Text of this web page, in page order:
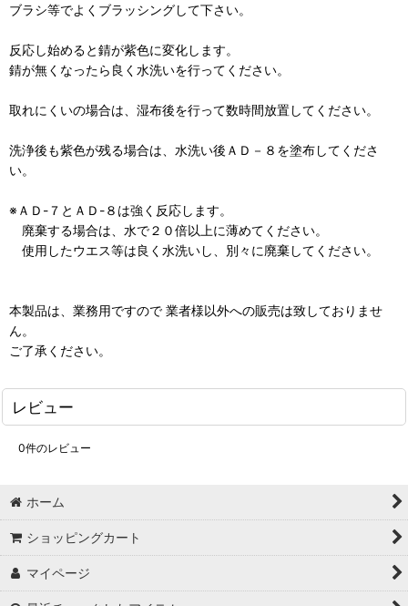
ブラシ等でよくブラッシングして下さい。
反応し始めると錆が紫色に変化します。
錆が無くなったら良く水洗いを行ってください。
取れにくいの場合は、湿布後を行って数時間放置してください。
洗浄後も紫色が残る場合は、水洗い後ＡＤ－８を塗布してくださ
い。
※ＡＤ-７とＡＤ-８は強く反応します。
廃棄する場合は、水で２０倍以上に薄めてください。
使用したウエス等は良く水洗いし、別々に廃棄してください。
本製品は、業務用ですので 業者様以外への販売は致しておりませ
ん。
ご了承ください。
レビュー
0件のレビュー
ホーム
ショッピングカート
マイページ